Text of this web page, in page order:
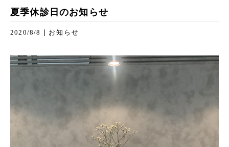
夏季休診日のお知らせ
2020/8/8 | お知らせ